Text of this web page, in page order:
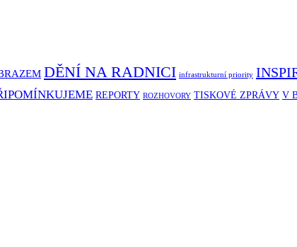
DĚNÍ NA RADNICI infrastrukturní priority
REPORTY ROZHOVORY TISKOVÉ ZPRÁVY V